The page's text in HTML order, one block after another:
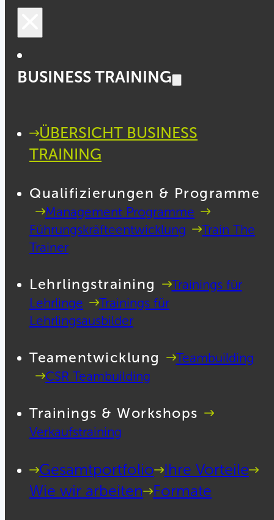
BUSINESS TRAINING
ÜBERSICHT BUSINESS
TRAINING
Qualifizierungen & Programme
Management Programme
Führungskräfteentwicklung
Train The
Trainer
Lehrlingstraining
Trainings für
Lehrlinge
Trainings für
Lehrlingsausbilder
Teamentwicklung
Teambuilding
CSR Teambuilding
Trainings & Workshops
Verkaufstraining
Gesamtportfolio
Ihre Vorteile
Wie wir arbeiten
Formate